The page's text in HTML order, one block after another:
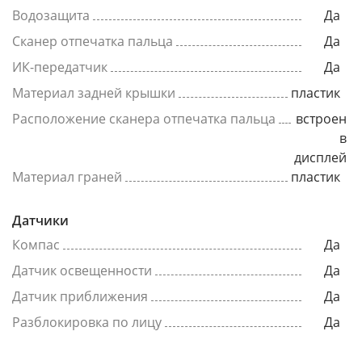
Водозащита
Да
Сканер отпечатка пальца
Да
ИК-передатчик
Да
Материал задней крышки
пластик
Расположение сканера отпечатка пальца
встроен
в
дисплей
Материал граней
пластик
Датчики
Компас
Да
Датчик освещенности
Да
Датчик приближения
Да
Разблокировка по лицу
Да